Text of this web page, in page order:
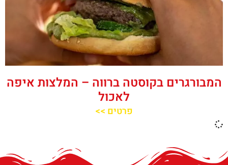
המבורגרים בקוסטה ברווה – המלצות איפה
לאכול
פרטים >>